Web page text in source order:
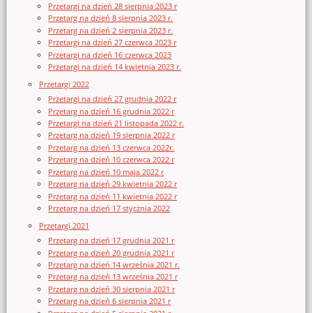
Przetargi na dzień 28 sierpnia 2023 r
Przetarg na dzień 8 sierpnia 2023 r.
Przetarg na dzień 2 sierpnia 2023 r.
Przetargi na dzień 27 czerwca 2023 r
Przetargi na dzień 16 czerwca 2023
Przetargi na dzień 14 kwietnia 2023 r.
Przetargi 2022
Przetargi na dzień 27 grudnia 2022 r
Przetarg na dzień 16 grudnia 2022 r
Przetargi na dzień 21 listopada 2022 r.
Przetarg na dzień 19 sierpnia 2022 r
Przetarg na dzień 13 czerwca 2022r.
Przetarg na dzień 10 czerwca 2022 r
Przetarg na dzień 10 maja 2022 r
Przetarg na dzień 29 kwietnia 2022 r
Przetarg na dzień 11 kwietnia 2022 r
Przetarg na dzień 17 stycznia 2022
Przetargi 2021
Przetarg na dzień 17 grudnia 2021 r
Przetarg na dzień 20 grudnia 2021 r
Przetarg na dzień 14 września 2021 r.
Przetarg na dzień 13 września 2021 r
Przetarg na dzień 30 sierpnia 2021 r
Przetarg na dzień 6 sierpnia 2021 r